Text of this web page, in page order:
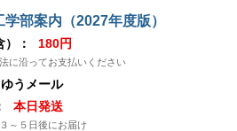
部案内（2027年度版）
： 180円
に沿ってお支払いください
ゆうメール
本日発送
～５日後にお届け